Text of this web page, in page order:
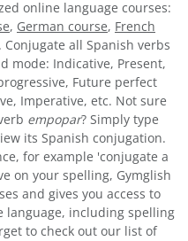
online language courses:
, German course, French
Conjugate all Spanish verbs
mode: Indicative, Present,
Future perfect
Imperative, etc. Not sure
empopar? Simply type
its Spanish conjugation.
for example 'conjugate a
on your spelling, Gymglish
and gives you access to
language, including spelling
to check out our list of